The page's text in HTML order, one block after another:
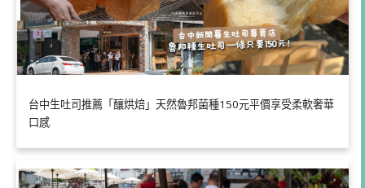
台中生吐司推薦「釀烘焙」天然魯邦菌種150元平價享受柔軟奢華
口感